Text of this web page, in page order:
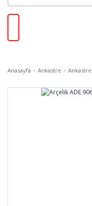
Anasayfa Ankastre